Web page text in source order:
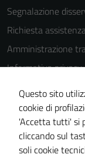
Segnalazione
Richiesta
Amministrazione
Informativa privacy
Note legali
Dichiarazione di
Piano di
Questo sito
cookie di
'Accetta tutti' si
cliccando sul
soli cookie